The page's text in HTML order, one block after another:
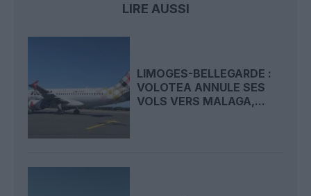
LIRE AUSSI
LIMOGES-BELLEGARDE :
VOLOTEA ANNULE SES
VOLS VERS MALAGA,...